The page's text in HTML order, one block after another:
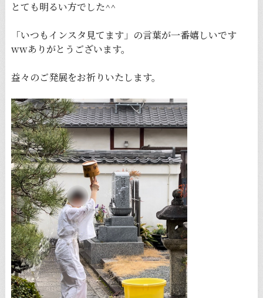
とても明るい方でした^^
「いつもインスタ見てます」の言葉が一番嬉しいです
wwありがとうございます。
益々のご発展をお祈りいたします。